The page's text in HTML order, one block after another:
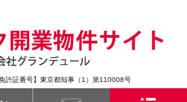
許証番号】東京都知事（1）第110008号